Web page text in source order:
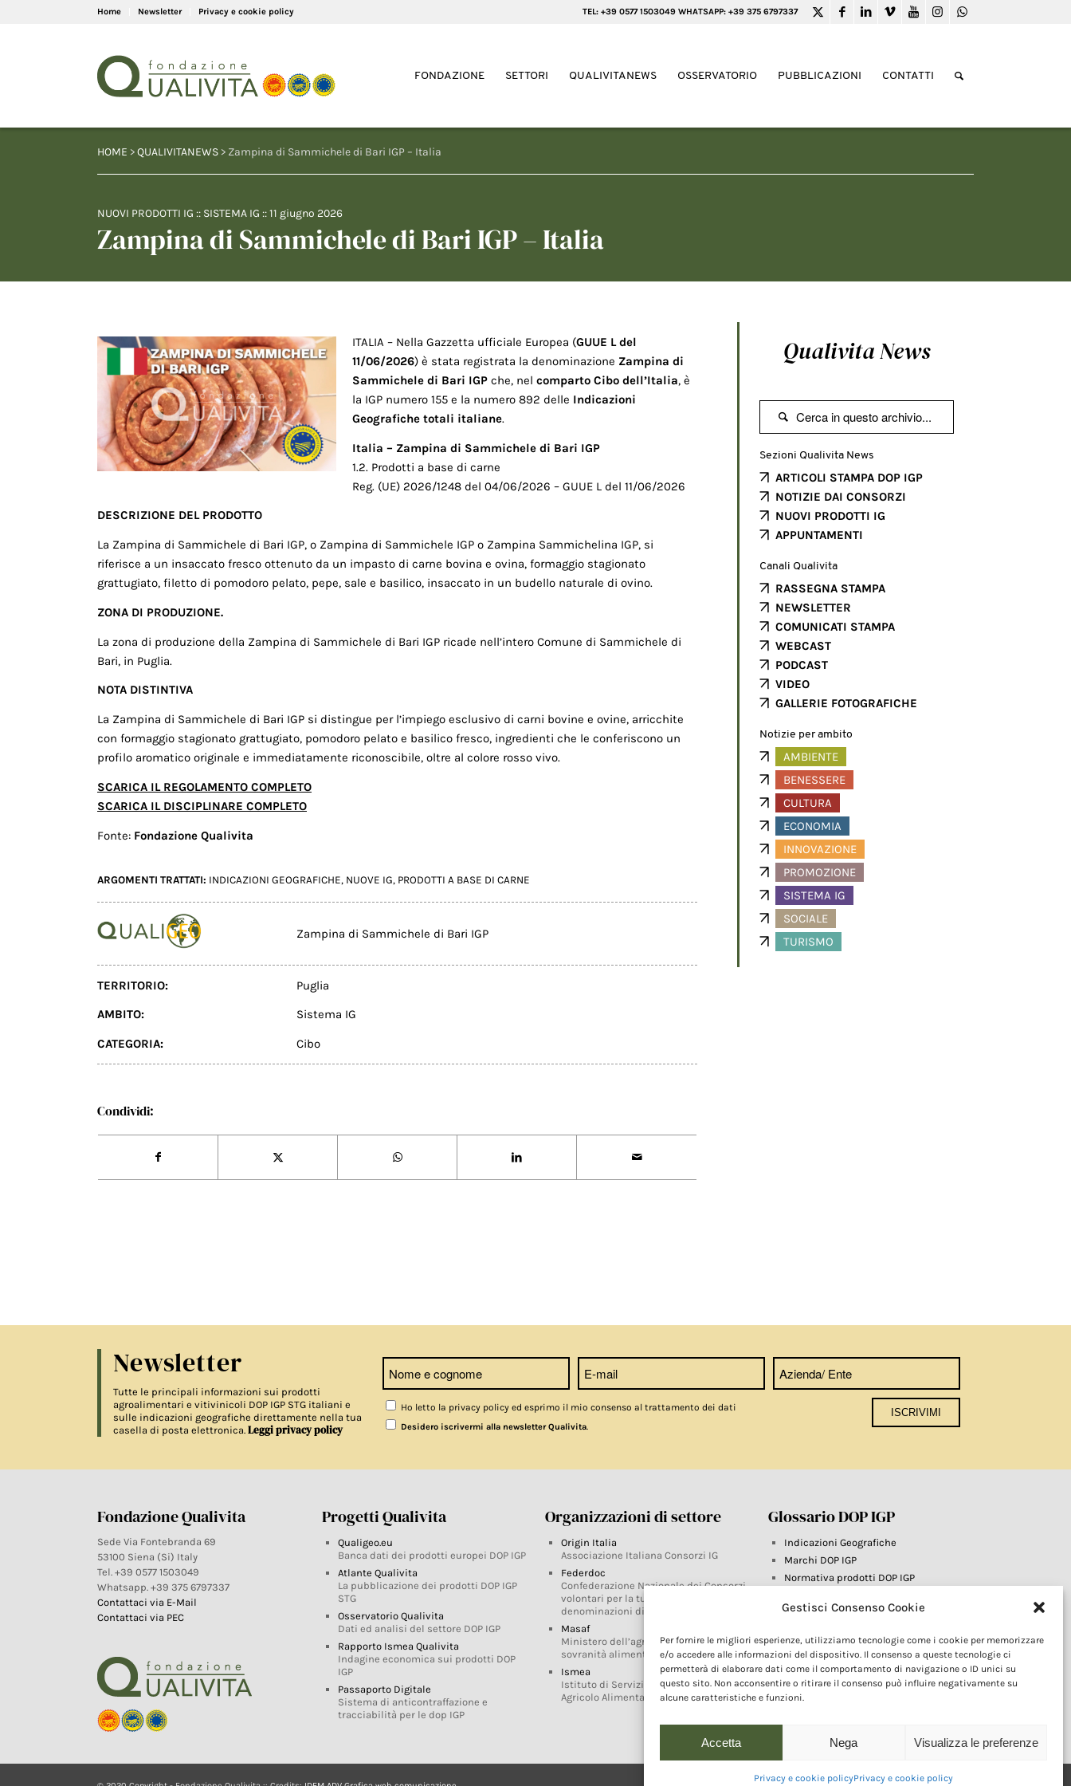
Gestisci Consenso Cookie
Per fornire le migliori esperienze, utilizziamo tecnologie come i cookie per memorizzare
e/o accedere alle informazioni del dispositivo. Il consenso a queste tecnologie ci
permetterà di elaborare dati come il comportamento di navigazione o ID unici su
questo sito. Non acconsentire o ritirare il consenso può influire negativamente su
alcune caratteristiche e funzioni.
Accetta Nega Visualizza le preferenze
Privacy e cookie policyPrivacy e cookie policy
Home Newsletter Privacy e cookie policy TEL: +39 0577 1503049 WHATSAPP: +39 375 6797337
FONDAZIONE SETTORI QUALIVITANEWS OSSERVATORIO PUBBLICAZIONI CONTATTI
HOME >QUALIVITANEWS > Zampina di Sammichele di Bari IGP – Italia
NUOVI PRODOTTI IG :: SISTEMA IG ::11 giugno 2026
Zampina di Sammichele di Bari IGP – Italia
ITALIA – Nella Gazzetta ufficiale Europea (GUUE L del
11/06/2026) è stata registrata la denominazione Zampina di
Sammichele di Bari IGP che, nel comparto Cibo dell’Italia, è
la IGP numero 155 e la numero 892 delle Indicazioni
Geografiche totali italiane.
Italia – Zampina di Sammichele di Bari IGP
1.2. Prodotti a base di carne
Reg. (UE) 2026/1248 del 04/06/2026 – GUUE L del 11/06/2026
DESCRIZIONE DEL PRODOTTO
La Zampina di Sammichele di Bari IGP, o Zampina di Sammichele IGP o Zampina Sammichelina IGP, si
riferisce a un insaccato fresco ottenuto da un impasto di carne bovina e ovina, formaggio stagionato
grattugiato, filetto di pomodoro pelato, pepe, sale e basilico, insaccato in un budello naturale di ovino.
ZONA DI PRODUZIONE.
La zona di produzione della Zampina di Sammichele di Bari IGP ricade nell’intero Comune di Sammichele di
Bari, in Puglia.
NOTA DISTINTIVA
La Zampina di Sammichele di Bari IGP si distingue per l’impiego esclusivo di carni bovine e ovine, arricchite
con formaggio stagionato grattugiato, pomodoro pelato e basilico fresco, ingredienti che le conferiscono un
profilo aromatico originale e immediatamente riconoscibile, oltre al colore rosso vivo.
SCARICA IL REGOLAMENTO COMPLETO
SCARICA IL DISCIPLINARE COMPLETO
Fonte: Fondazione Qualivita
ARGOMENTI TRATTATI: INDICAZIONI GEOGRAFICHE, NUOVE IG, PRODOTTI A BASE DI CARNE
Zampina di Sammichele di Bari IGP
TERRITORIO: Puglia
AMBITO: Sistema IG
CATEGORIA: Cibo
Condividi:
Qualivita News

Sezioni Qualivita News
ARTICOLI STAMPA DOP IGP
NOTIZIE DAI CONSORZI
NUOVI PRODOTTI IG
APPUNTAMENTI
Canali Qualivita
RASSEGNA STAMPA
NEWSLETTER
COMUNICATI STAMPA
WEBCAST
PODCAST
VIDEO
GALLERIE FOTOGRAFICHE
Notizie per ambito
AMBIENTE
BENESSERE
CULTURA
ECONOMIA
INNOVAZIONE
PROMOZIONE
SISTEMA IG
SOCIALE
TURISMO
Newsletter
Tutte le principali informazioni sui prodotti
agroalimentari e vitivinicoli DOP IGP STG italiani e
sulle indicazioni geografiche direttamente nella tua
casella di posta elettronica. Leggi privacy policy
Ho letto la privacy policy ed esprimo il mio consenso al trattamento dei dati
Desidero iscrivermi alla newsletter Qualivita
Fondazione Qualivita
Sede Via Fontebranda 69
53100 Siena (Si) Italy
Tel. +39 0577 1503049
Whatsapp. +39 375 6797337
Contattaci via E-Mail
Contattaci via PEC
Progetti Qualivita
Qualigeo.eu
Banca dati dei prodotti europei DOP IGP
Atlante Qualivita
La pubblicazione dei prodotti DOP IGP
STG
Osservatorio Qualivita
Dati ed analisi del settore DOP IGP
Rapporto Ismea Qualivita
Indagine economica sui prodotti DOP
IGP
Passaporto Digitale
Sistema di anticontraffazione e
tracciabilità per le dop IGP
Organizzazioni di settore
Origin Italia
Associazione Italiana Consorzi IG
Federdoc
Confederazione Nazionale dei Consorzi
volontari per la tutela delle
denominazioni di origine
Masaf
Ministero dell’agricoltura, della
sovranità alimentare e delle foreste
Ismea
Istituto di Servizi per il Mercato
Agricolo Alimentare
Glossario DOP IGP
Indicazioni Geografiche
Marchi DOP IGP
Normativa prodotti DOP IGP
Farm To Fork e prodotti DOP IGP
Riforma Sistema IG
Turismo DOP